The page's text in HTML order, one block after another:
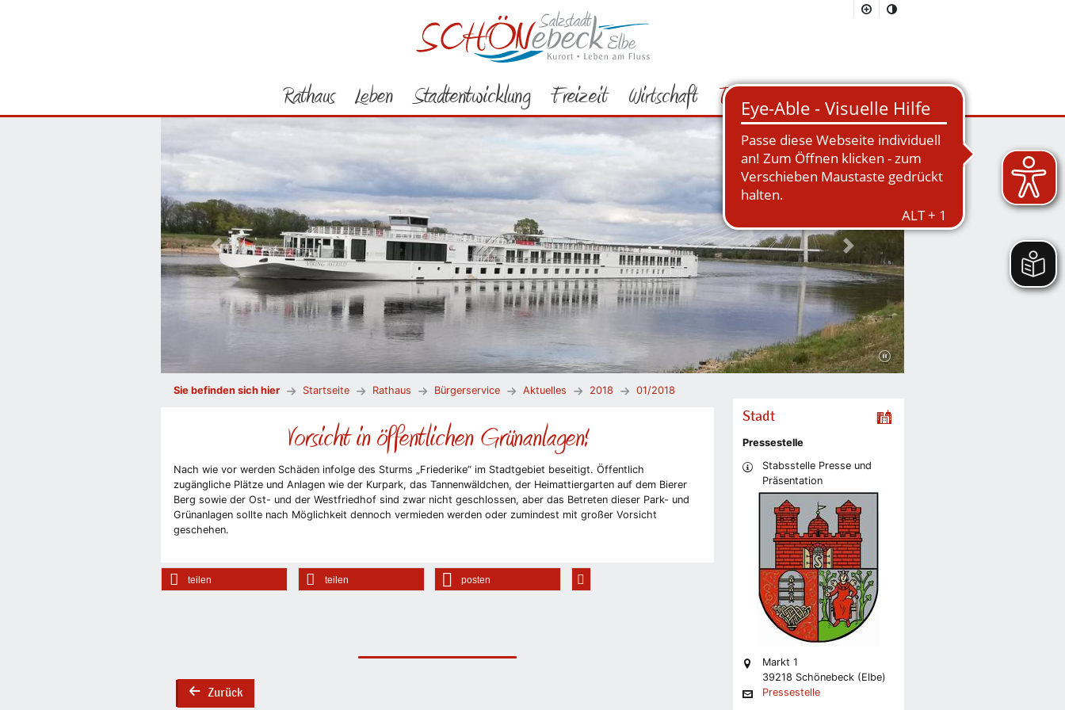
Rathaus Leben Stadtentwicklung Freizeit Wirtschaft Tourismus Suchmaske öffnen/schließen
Vorheriges Bild Nächstes Bild
Sie befinden sich hier Startseite Rathaus Bürgerservice Aktuelles 2018 01/2018
Vorsicht in öffentlichen Grünanlagen!
Nach wie vor werden Schäden infolge des Sturms „Friederike“ im Stadtgebiet beseitigt. Öffentlich
zugängliche Plätze und Anlagen wie der Kurpark, das Tannenwäldchen, der Heimattiergarten auf dem Bierer
Berg sowie der Ost- und der Westfriedhof sind zwar nicht geschlossen, aber das Betreten dieser Park- und
Grünanlagen sollte nach Möglichkeit dennoch vermieden werden oder zumindest mit großer Vorsicht
geschehen.
teilen teilen posten
backZurück
Stadt
Pressestelle
Stabsstelle Presse und
Präsentation
Markt 1
39218 Schönebeck (Elbe)
Pressestelle